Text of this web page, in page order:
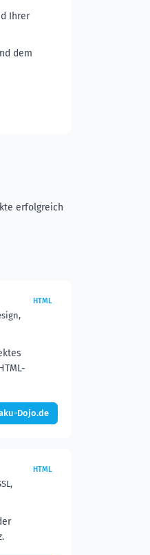
Ihrer
dem
erfolgreich
HTML
Dojo.de
HTML